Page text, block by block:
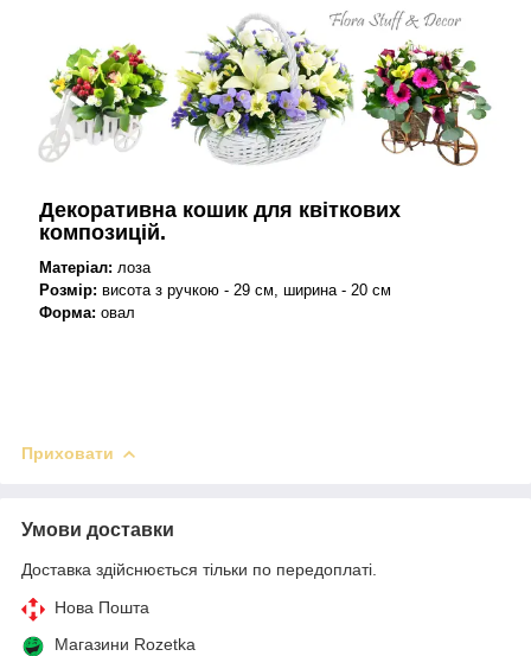
Декоративна кошик для квіткових
композицій.
Матеріал: лоза
Розмір: висота з ручкою - 29 см, ширина - 20 см
Форма: овал
Приховати
Умови доставки
Доставка здійснюється тільки по передоплаті.
Нова Пошта
Магазини Rozetka